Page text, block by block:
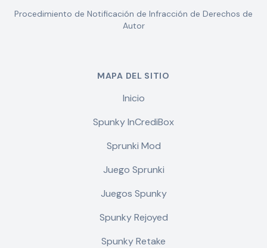
Procedimiento de Notificación de Infracción de Derechos de
Autor
MAPA DEL SITIO
Inicio
Spunky InCrediBox
Sprunki Mod
Juego Sprunki
Juegos Spunky
Spunky Rejoyed
Spunky Retake